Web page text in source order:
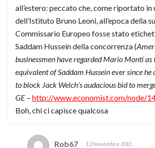
all’estero: peccato che, come riportato in
dell’Istituto Bruno Leoni, all’epoca della
Commissario Europeo fosse stato
Saddam Hussein della concorrenza (
businessmen have regarded Mario Monti
equivalent of Saddam Hussein ever since he
to block Jack Welch’s audacious bid to
GE – http://www.economist.com/node/
Boh, chi ci capisce qualcosa
Rob67 12 Novembre 2011